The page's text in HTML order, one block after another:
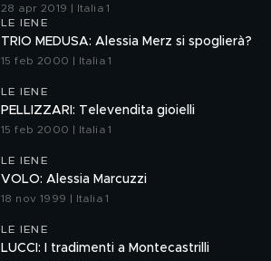
28 apr 2019 | Italia 1
LE IENE
TRIO MEDUSA: Alessia Merz si spoglierà?
15 feb 2000 | Italia 1
LE IENE
PELLIZZARI: Televendita gioielli
15 feb 2000 | Italia 1
LE IENE
VOLO: Alessia Marcuzzi
18 nov 1999 | Italia 1
LE IENE
LUCCI: I tradimenti a Montecastrilli